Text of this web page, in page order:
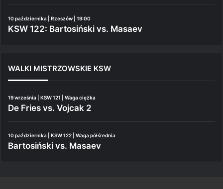
10 października | Rzeszów | 19:00
KSW 122: Bartosiński vs. Masaev
WALKI MISTRZOWSKIE KSW
19 września | KSW 121 | Waga ciężka
De Fries vs. Vojcak 2
10 października | KSW 122 | Waga półśrednia
Bartosiński vs. Masaev